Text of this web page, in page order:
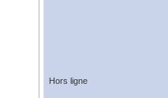
Hors ligne